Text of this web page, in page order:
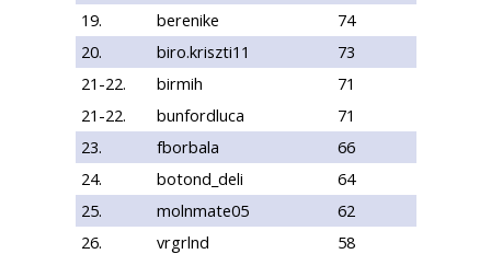
19.
berenike
74
20.
biro.kriszti11
73
21-22.
birmih
71
21-22.
bunfordluca
71
23.
fborbala
66
24.
botond_deli
64
25.
molnmate05
62
26.
vrgrlnd
58